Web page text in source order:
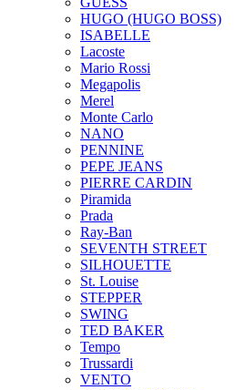
HUGO (HUGO BOSS)
ISABELLE
Lacoste
Mario Rossi
Megapolis
Merel
Monte Carlo
NANO
PENNINE
PEPE JEANS
PIERRE CARDIN
Piramida
Prada
Ray-Ban
SEVENTH STREET
SILHOUETTE
St. Louise
STEPPER
SWING
TED BAKER
Tempo
Trussardi
VENTO